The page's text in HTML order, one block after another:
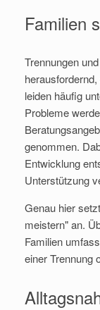
Familien
Trennungen
leiden häufig
Probleme
genommen.
Entwicklung
Unterstützung
Genau hier
meistern" an.
Familien
einer Trennung